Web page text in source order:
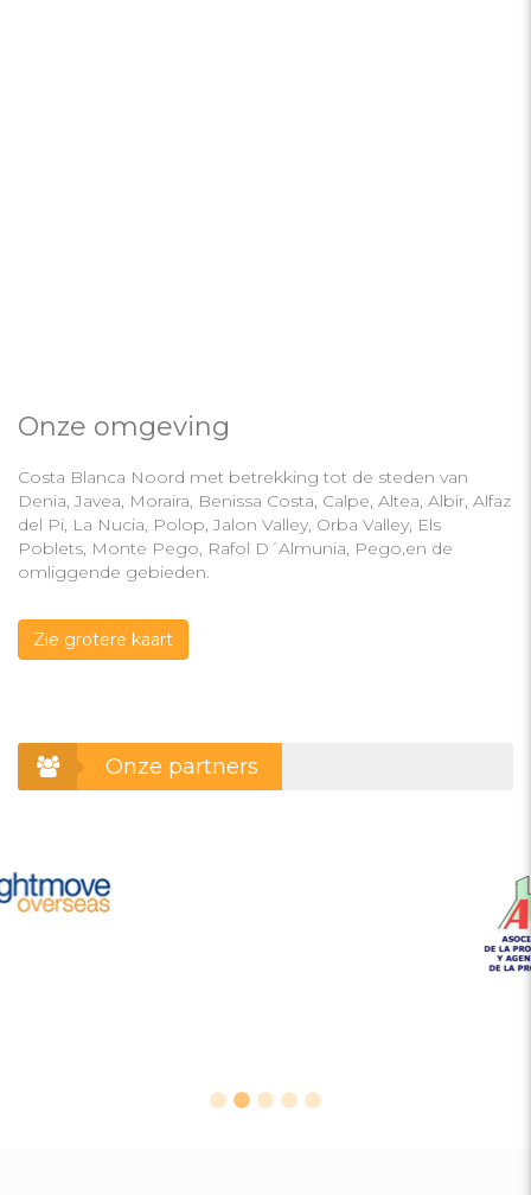
Onze omgeving
Costa Blanca Noord met betrekking tot de steden van
Denia, Javea, Moraira, Benissa Costa, Calpe, Altea, Albir, Alfaz
del Pi, La Nucia, Polop, Jalon Valley, Orba Valley, Els
Poblets, Monte Pego, Rafol D´Almunia, Pego,en de
omliggende gebieden.
Zie grotere kaart
Onze partners